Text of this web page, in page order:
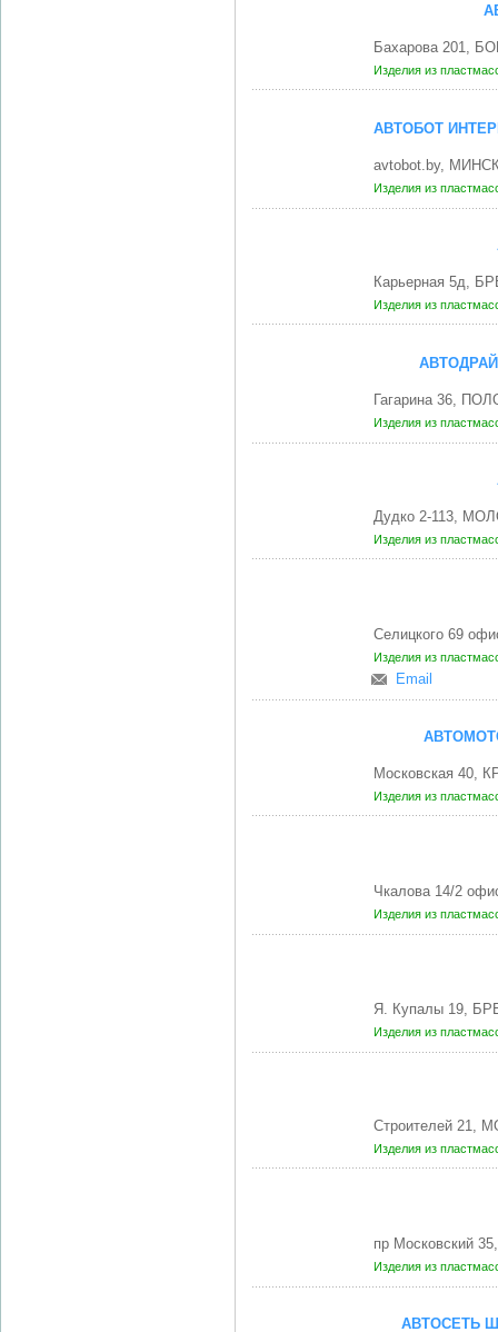
Бахарова 201,
Изделия из
АВТОБОТ
avtobot.by,
Изделия из
Карьерная 5д,
Изделия из
Гагарина 36,
Изделия из
Дудко 2-113,
Изделия из
Селицкого 69
Изделия из
Email
Московская 40,
Изделия из
Чкалова 14/2
Изделия из
Я. Купалы 19,
Изделия из
Строителей 21,
Изделия из
пр Московский
Изделия из
АВТОСЕТЬ